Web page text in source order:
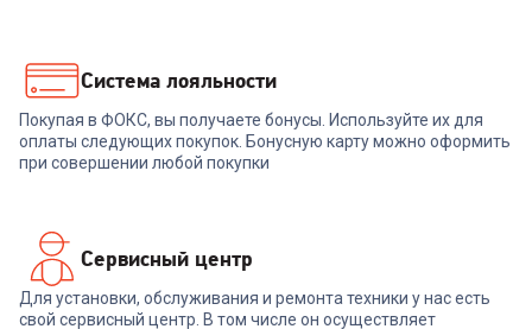
Система лояльности
Покупая в ФОКС, вы получаете бонусы. Используйте их для
оплаты следующих покупок. Бонусную карту можно оформить
при совершении любой покупки
Сервисный центр
Для установки, обслуживания и ремонта техники у нас есть
свой сервисный центр. В том числе он осуществляет